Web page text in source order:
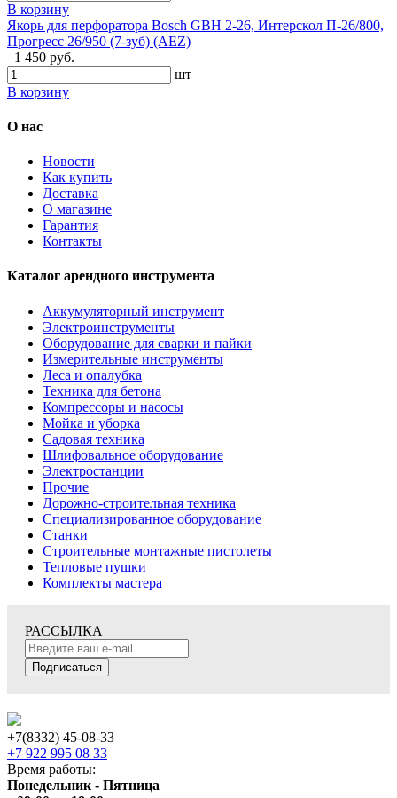
В корзину
Якорь для перфоратора Bosch GBH 2-26, Интерскол П-26/800,
Прогресс 26/950 (7-зуб) (AEZ)
1 450 руб.
шт
В корзину
О нас
Новости
Как купить
Доставка
О магазине
Гарантия
Контакты
Каталог арендного инструмента
Аккумуляторный инструмент
Электроинструменты
Оборудование для сварки и пайки
Измерительные инструменты
Леса и опалубка
Техника для бетона
Компрессоры и насосы
Мойка и уборка
Садовая техника
Шлифовальное оборудование
Электростанции
Прочие
Дорожно-строительная техника
Специализированное оборудование
Станки
Строительные монтажные пистолеты
Тепловые пушки
Комплекты мастера
РАССЫЛКА
Подписаться
+7(8332) 45-08-33
+7 922 995 08 33
Время работы:
Понедельник - Пятница